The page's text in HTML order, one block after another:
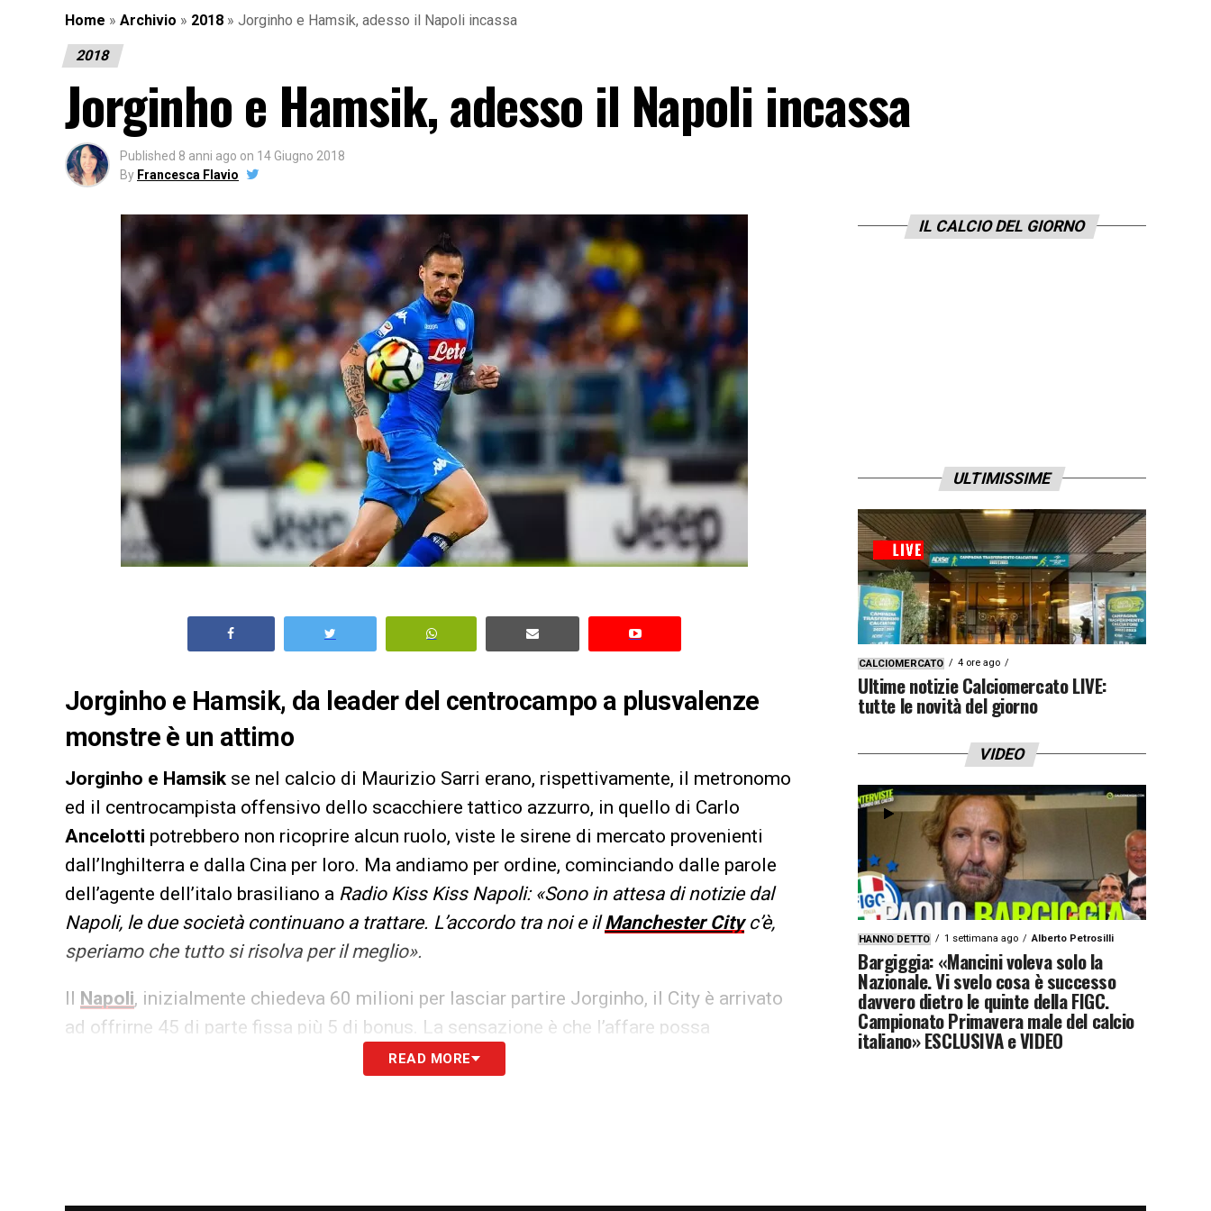
Home » Archivio » 2018 » Jorginho e Hamsik, adesso il Napoli incassa
2018
Jorginho e Hamsik, adesso il Napoli incassa
Published 8 anni ago on 14 Giugno 2018
By Francesca Flavio
Jorginho e Hamsik, da leader del centrocampo a plusvalenze
monstre è un attimo
Jorginho e Hamsik se nel calcio di Maurizio Sarri erano, rispettivamente, il metronomo
ed il centrocampista offensivo dello scacchiere tattico azzurro, in quello di Carlo
Ancelotti potrebbero non ricoprire alcun ruolo, viste le sirene di mercato provenienti
dall’Inghilterra e dalla Cina per loro. Ma andiamo per ordine, cominciando dalle parole
dell’agente dell’italo brasiliano a Radio Kiss Kiss Napoli: «Sono in attesa di notizie dal
Napoli, le due società continuano a trattare. L’accordo tra noi e ilManchester Cityc’è,
speriamo che tutto si risolva per il meglio».
Il Napoli, inizialmente chiedeva 60 milioni per lasciar partire Jorginho, il City è arrivato
ad offrirne 45 di parte fissa più 5 di bonus. La sensazione è che l’affare possa
55 milioni di euro
READ MORE
IL CALCIO DEL GIORNO
ULTIMISSIME
CALCIOMERCATO 4 ore ago
Ultime notizie Calciomercato LIVE:
tutte le novità del giorno
VIDEO
HANNO DETTO 1 settimana ago Alberto Petrosilli
Bargiggia: «Mancini voleva solo la
Nazionale. Vi svelo cosa è successo
davvero dietro le quinte della FIGC.
Campionato Primavera male del calcio
italiano» ESCLUSIVA e VIDEO